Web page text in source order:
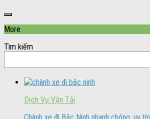
More
Tìm kiếm
Dịch Vụ Vận Tải